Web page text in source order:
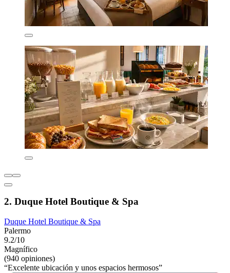
2. Duque Hotel Boutique & Spa
Duque Hotel Boutique & Spa
Palermo
9.2/10
Magnífico
(940 opiniones)
“Excelente ubicación y unos espacios hermosos”